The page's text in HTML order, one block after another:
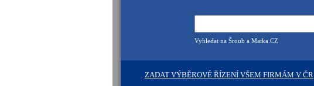
Vyhledat na Šroub a Matka.CZ
ZADAT VÝBĚROVÉ ŘÍZENÍ VŠEM FIRMÁM V ČR